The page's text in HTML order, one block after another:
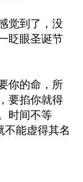
觉到了，没
眨眼圣诞节
你的命，所
要掐你就得
时间不等
不能虚得其名